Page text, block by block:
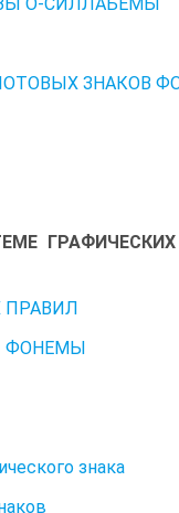
ЗНАКОВ
ПРАВИЛ
ФОНЕМЫ
знака